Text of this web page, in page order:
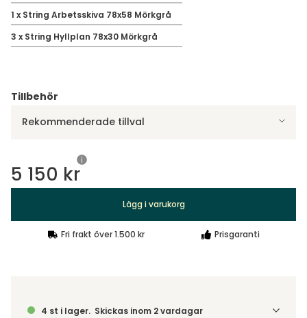
1 xString Arbetsskiva 78x58 Mörkgrå
3 xString Hyllplan 78x30 Mörkgrå
Tillbehör
Rekommenderade tillval
5 150 kr
Lägg i varukorg
Fri frakt över 1.500 kr Prisgaranti
4 st i lager. Skickas inom 2 vardagar